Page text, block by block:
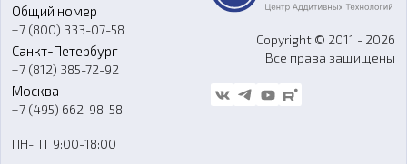
Программное обеспечение
Ремонт и услуги
О компании
Контакты
Гос. закупки
Стать дилером
Блог
Общий номер
+7 (800) 333-07-58
Санкт-Петербург
+7 (812) 385-72-92
Москва
+7 (495) 662-98-58
ПН-ПТ 9:00-18:00
Copyright © 2011 - 2026
Все права защищены